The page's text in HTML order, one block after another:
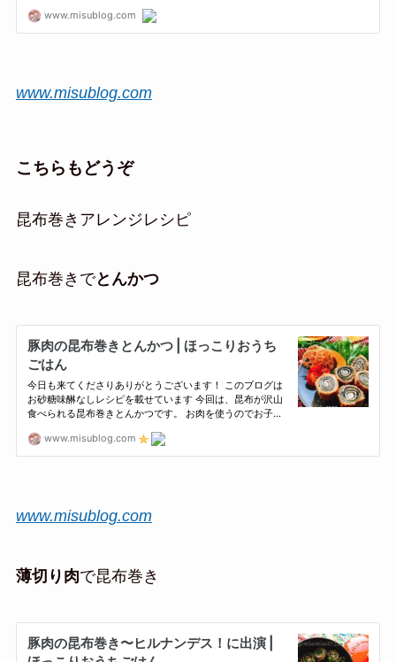
www.misublog.com
こちらもどうぞ
昆布巻きアレンジレシピ
昆布巻きでとんかつ
www.misublog.com
薄切り肉で昆布巻き